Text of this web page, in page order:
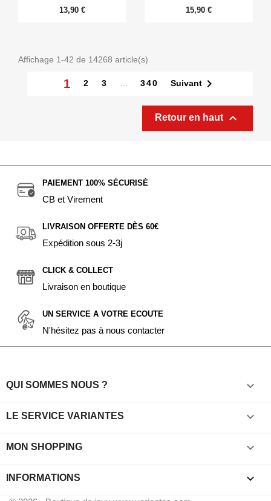
13,90 € 15,90 €
Affichage 1-42 de 14268 article(s)
1 2 3 … 340 Suivant 
Retour en haut 
PAIEMENT 100% SÉCURISÉ
CB et Virement
LIVRAISON OFFERTE DÈS 60€
Expédition sous 2-3j
CLICK & COLLECT
Livraison en boutique
UN SERVICE A VOTRE ECOUTE
N'hésitez pas à nous contacter
QUI SOMMES NOUS ? 
LE SERVICE VARIANTES 
MON SHOPPING 
INFORMATIONS keyboard_arrow_down